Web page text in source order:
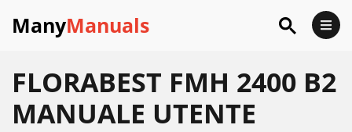
ManyManuals
FLORABEST FMH 2400 B2
MANUALE UTENTE